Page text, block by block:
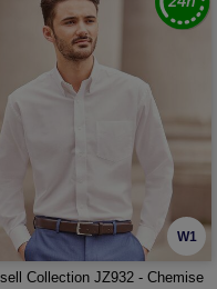
W1
Collection JZ932 - Chemise